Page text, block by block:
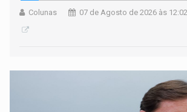
Colunas 07 de Agosto de 2026 às 12:02